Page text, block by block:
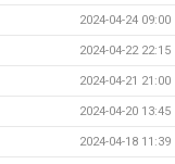
2024-04-24 09:00
2024-04-22 22:15
2024-04-21 21:00
2024-04-20 13:45
2024-04-18 11:39